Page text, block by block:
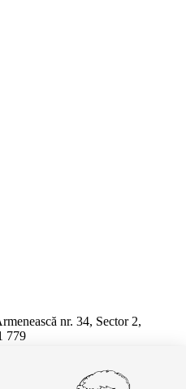
nr. 34, Sector 2,
779